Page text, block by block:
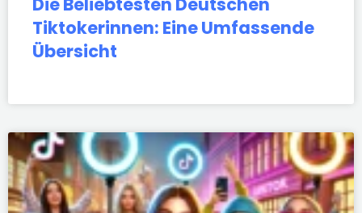
Tiktokerinnen: Eine Umfassende
Übersicht